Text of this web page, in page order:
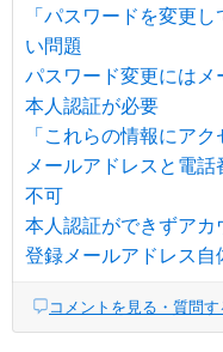
「パスワードを変更
い問題
パスワード変更には
本人認証が必要
「これらの情報にア
メールアドレスと電
不可
本人認証ができずア
登録メールアドレス自
コメントを見る・質問す